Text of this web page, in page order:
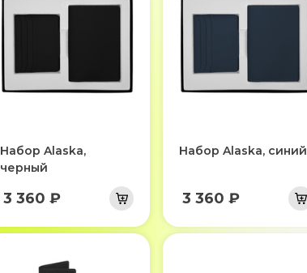
Набор Alaska,
черный
3 360 ₽
Набор Alaska, синий
3 360 ₽